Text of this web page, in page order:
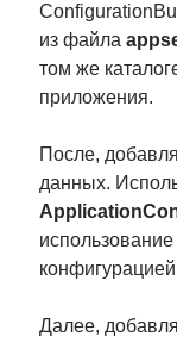
из файла
том же
приложения.
После,
данных.
Далее,